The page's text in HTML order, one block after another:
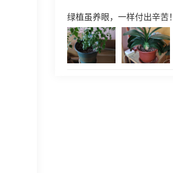
绿植虽养眼，一样付出辛苦！